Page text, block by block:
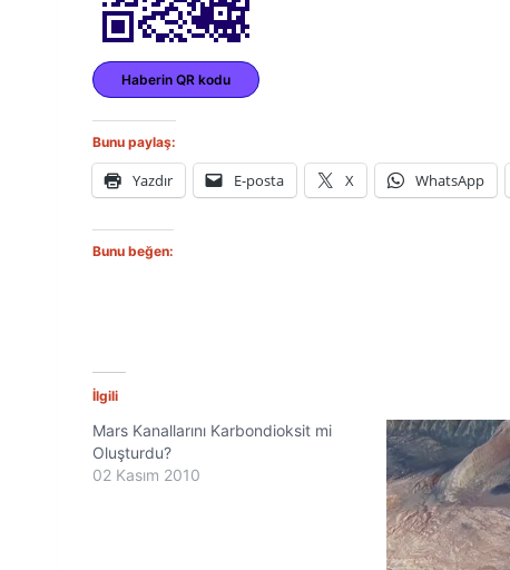
Haberin QR kodu
Bunu paylaş:
Yazdır E-posta X WhatsApp
Bunu beğen:
İlgili
Mars Kanallarını Karbondioksit mi
Oluşturdu?
02 Kasım 2010